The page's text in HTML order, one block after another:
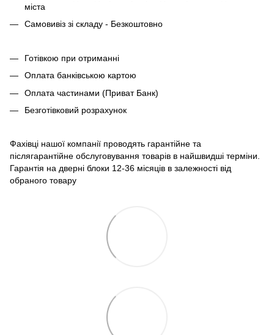
міста
Самовивіз зі складу - Безкоштовно
Готівкою при отриманні
Оплата банківською картою
Оплата частинами (Приват Банк)
Безготівковий розрахунок
Фахівці нашої компанії проводять гарантійне та
післягарантійне обслуговування товарів в найшвидші терміни.
Гарантія на дверні блоки 12-36 місяців в залежності від
обраного товару